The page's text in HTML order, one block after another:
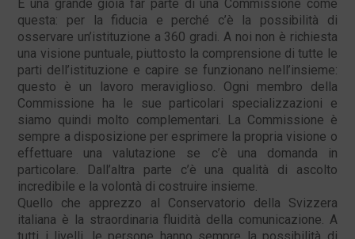
È una grande gioia far parte di una Commissione come
questa: per la fiducia e perché c’è la possibilità di
osservare un’istituzione a 360 gradi. A noi non è richiesta
una visione puntuale, piuttosto la comprensione di tutte le
parti dell’istituzione e capire se funzionano nell’insieme:
questo è un lavoro meraviglioso. Ogni membro della
Commissione ha le sue particolari specializzazioni e
siamo quindi molto complementari. La Commissione è
sempre a disposizione per esprimere la propria visione o
effettuare una valutazione se c’è una domanda in
particolare. Dall’altra parte c’è una qualità di ascolto
incredibile e la volontà di costruire insieme.
Quello che apprezzo al Conservatorio della Svizzera
italiana è la straordinaria fluidità della comunicazione. A